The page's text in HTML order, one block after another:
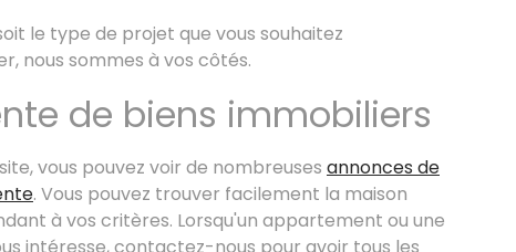
le type de projet que vous souhaitez
nous sommes à vos côtés.
de biens immobiliers
vous pouvez voir de nombreuses annonces de
. Vous pouvez trouver facilement la maison
à vos critères. Lorsqu'un appartement ou une